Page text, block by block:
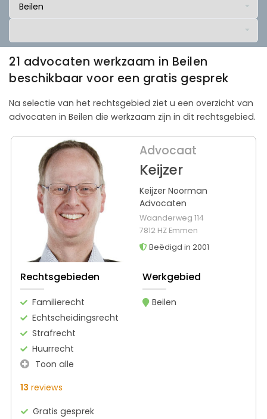
21 advocaten werkzaam in Beilen
beschikbaar voor een gratis gesprek
Na selectie van het rechtsgebied ziet u een overzicht van
advocaten in Beilen die werkzaam zijn in dit rechtsgebied.
Advocaat
Keijzer
Keijzer Noorman
Advocaten
Waanderweg 114
7812 HZ Emmen
Beëdigd in 2001
Rechtsgebieden
Familierecht
Echtscheidingsrecht
Strafrecht
Huurrecht
Toon alle
Werkgebied
Beilen
13 reviews
Gratis gesprek